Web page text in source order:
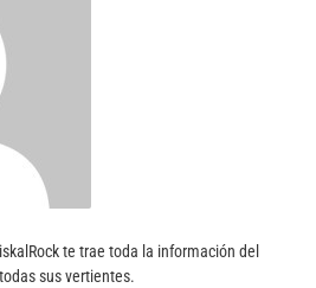
te trae toda la información del
sus vertientes.